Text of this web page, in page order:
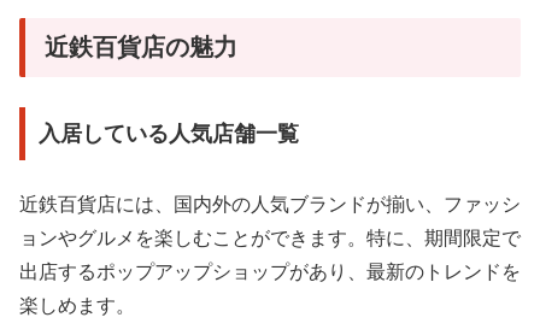
近鉄百貨店の魅力
入居している人気店舗一覧
近鉄百貨店には、国内外の人気ブランドが揃い、ファッシ
ョンやグルメを楽しむことができます。特に、期間限定で
出店するポップアップショップがあり、最新のトレンドを
楽しめます。